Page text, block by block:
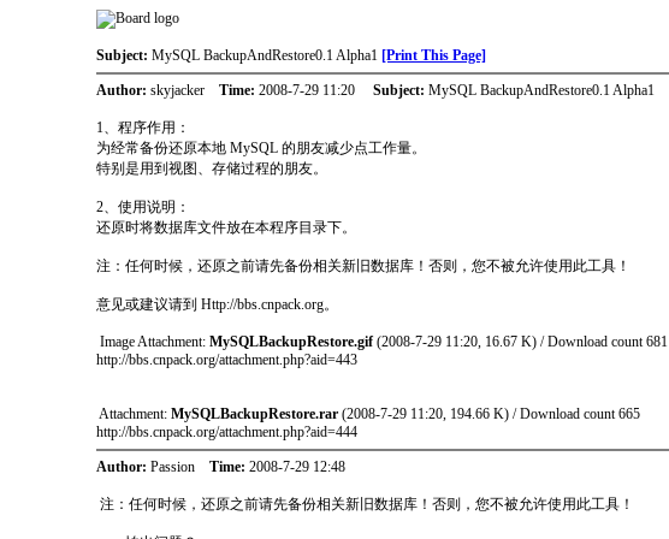
Subject: MySQL BackupAndRestore0.1 Alpha1 [Print This Page]
Author: skyjacker Time: 2008-7-29 11:20 Subject: MySQL BackupAndRestore0.1 Alpha1
1、程序作用：
为经常备份还原本地 MySQL 的朋友减少点工作量。
特别是用到视图、存储过程的朋友。
2、使用说明：
还原时将数据库文件放在本程序目录下。
注：任何时候，还原之前请先备份相关新旧数据库！否则，您不被允许使用此工具！
意见或建议请到 Http://bbs.cnpack.org。
Image Attachment: MySQLBackupRestore.gif(2008-7-29 11:20, 16.67 K) / Download count 681
http://bbs.cnpack.org/attachment.php?aid=443
Attachment: MySQLBackupRestore.rar (2008-7-29 11:20, 194.66 K) / Download count 665
http://bbs.cnpack.org/attachment.php?aid=444
Author: Passion Time: 2008-7-29 12:48
注：任何时候，还原之前请先备份相关新旧数据库！否则，您不被允许使用此工具！